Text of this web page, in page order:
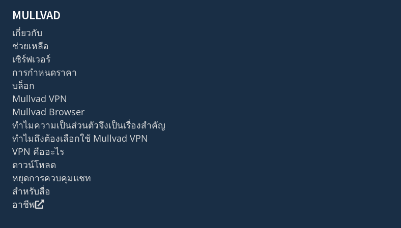
MULLVAD
เกี่ยวกับ
ช่วยเหลือ
เซิร์ฟเวอร์
การกำหนดราคา
บล็อก
Mullvad VPN
Mullvad Browser
ทำไมความเป็นส่วนตัวจึงเป็นเรื่องสำคัญ
ทำไมถึงต้องเลือกใช้ Mullvad VPN
VPN คืออะไร
ดาวน์โหลด
หยุดการควบคุมแชท
สำหรับสื่อ
อาชีพ